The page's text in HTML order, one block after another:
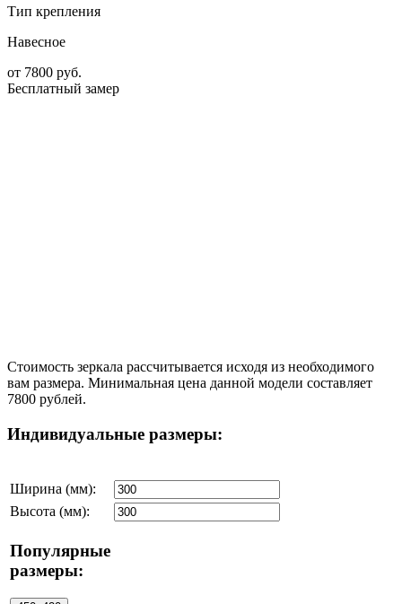
Тип крепления
Навесное
от 7800 руб.
Бесплатный замер
Стоимость зеркала рассчитывается исходя из необходимого
вам размера. Минимальная цена данной модели составляет
7800 рублей.
Индивидуальные размеры:
Ширина (мм):
Высота (мм):
Популярные
размеры: